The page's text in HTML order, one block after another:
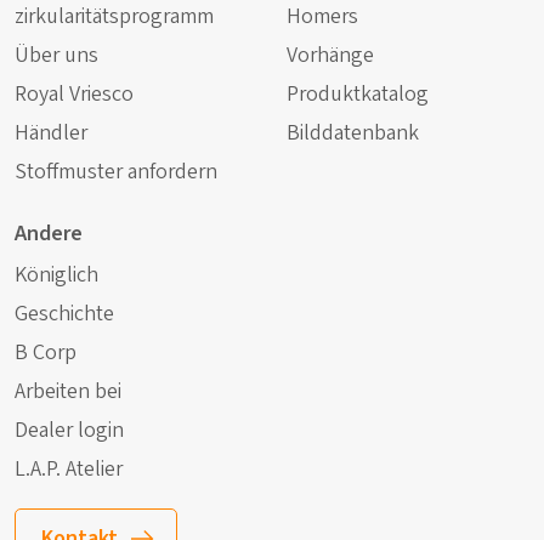
zirkularitätsprogramm
Über uns
Royal Vriesco
Händler
Stoffmuster anfordern
Homers
Vorhänge
Produktkatalog
Bilddatenbank
Andere
Königlich
Geschichte
B Corp
Arbeiten bei
Dealer login
L.A.P. Atelier